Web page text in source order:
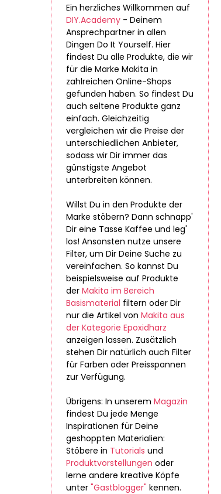
Ein herzliches Willkommen auf
DIY.Academy - Deinem
Ansprechpartner in allen
Dingen Do It Yourself. Hier
findest Du alle Produkte, die wir
für die Marke Makita in
zahlreichen Online-Shops
gefunden haben. So findest Du
auch seltene Produkte ganz
einfach. Gleichzeitig
vergleichen wir die Preise der
unterschiedlichen Anbieter,
sodass wir Dir immer das
günstigste Angebot
unterbreiten können.
Willst Du in den Produkte der
Marke stöbern? Dann schnapp'
Dir eine Tasse Kaffee und leg'
los! Ansonsten nutze unsere
Filter, um Dir Deine Suche zu
vereinfachen. So kannst Du
beispielsweise auf Produkte
der Makita im Bereich
Basismaterial filtern oder Dir
nur die Artikel von Makita aus
der Kategorie Epoxidharz
anzeigen lassen. Zusätzlich
stehen Dir natürlich auch Filter
für Farben oder Preisspannen
zur Verfügung.
Übrigens: In unserem Magazin
findest Du jede Menge
Inspirationen für Deine
geshoppten Materialien:
Stöbere in Tutorials und
Produktvorstellungen oder
lerne andere kreative Köpfe
unter "Gastblogger" kennen.